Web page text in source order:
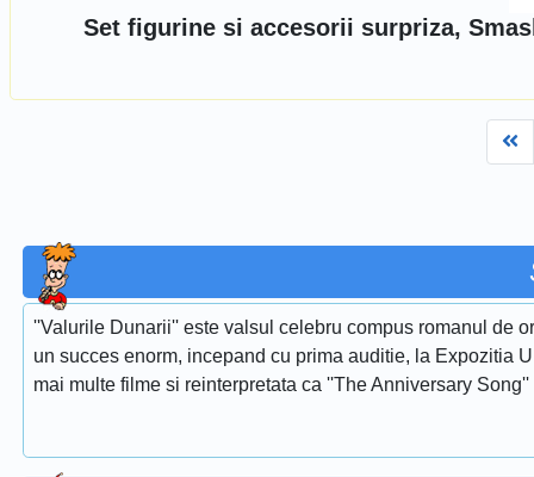
Set figurine si accesorii surpriza,
''Valurile Dunarii'' este valsul celebru compus romanul de
un succes enorm, incepand cu prima auditie, la Expozitia
mai multe filme si reinterpretata ca ''The Anniversary